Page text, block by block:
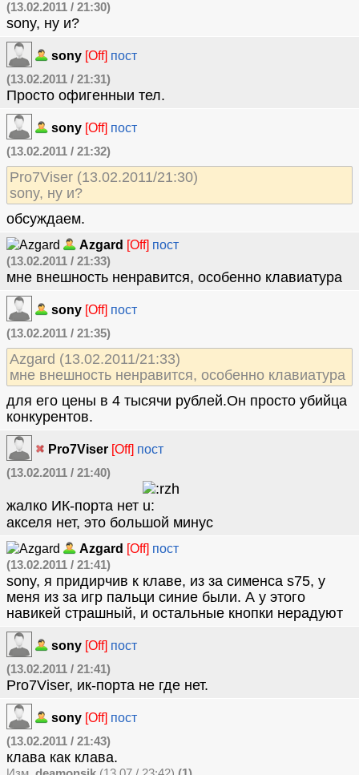
(13.02.2011 / 21:30)
sony, ну и?
sony [Off] пост
(13.02.2011 / 21:31)
Просто офигенныи тел.
sony [Off] пост
(13.02.2011 / 21:32)
Pro7Viser (13.02.2011/21:30)
sony, ну и?
обсуждаем.
Azgard [Off] пост
(13.02.2011 / 21:33)
мне внешность ненравится, особенно клавиатура
sony [Off] пост
(13.02.2011 / 21:35)
Azgard (13.02.2011/21:33)
мне внешность ненравится, особенно клавиатура
для его цены в 4 тысячи рублей.Он просто убийца
конкурентов.
Pro7Viser [Off] пост
(13.02.2011 / 21:40)
жалко ИК-порта нет
акселя нет, это большой минус
Azgard [Off] пост
(13.02.2011 / 21:41)
sony, я придирчив к клаве, из за сименса s75, у
меня из за игр пальци синие были. А у этого
навикей страшный, и остальные кнопки нерадуют
sony [Off] пост
(13.02.2011 / 21:41)
Pro7Viser, ик-порта не где нет.
sony [Off] пост
(13.02.2011 / 21:43)
клава как клава.